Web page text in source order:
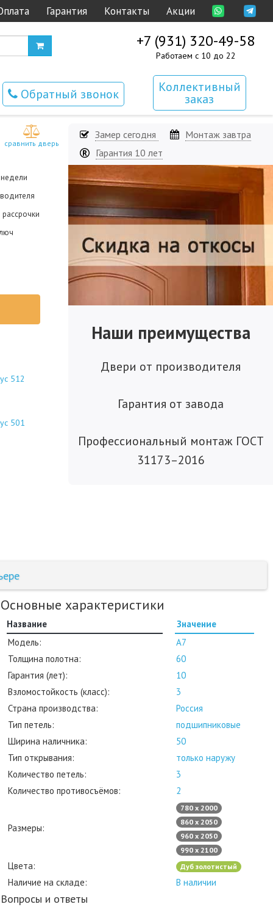
Гарантия Контакты Акции
+7 (931) 320-49-58
Работаем с 10 до 22
Обратный звонок Коллективный
заказ
сравнить дверь
512
501
Замер сегодня
Монтаж завтра
Гарантия 10 лет
Наши преимущества
Двери от производителя
Гарантия от завода
Профессиональный монтаж ГОСТ
31173–2016
Основные характеристики
Название
Значение
Модель:
А7
Толщина полотна:
60
Гарантия (лет):
10
Взломостойкость (класс):
3
Страна производства:
Россия
Тип петель:
подшипниковые
Ширина наличника:
50
Тип открывания:
только наружу
Количество петель:
3
Количество противосъёмов:
2
Размеры:
780 х 2000
860 х 2050
960 х 2050
990 х 2100
Цвета: Дуб золотистый
Наличие на складе: В наличии
Вопросы и ответы